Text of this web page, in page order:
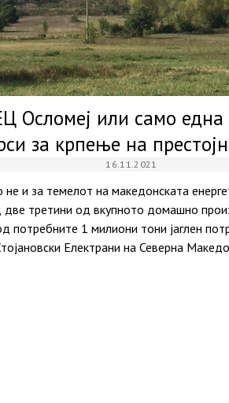
Осломеј или само
за крпење на
16.11.2021
не и за темелот на македонската
третини од вкупното домашно
потребните 1 милиони тони јаглен
Електрани на Северна